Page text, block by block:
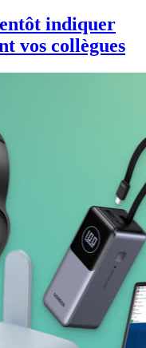
indiquer
vos collègues